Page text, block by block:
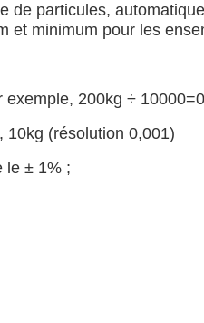
de particules,
et minimum pour les
200kg ÷
10kg (résolution 0,001)
le ± 1% ;